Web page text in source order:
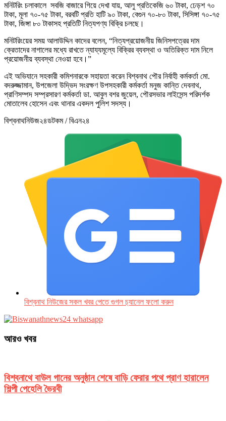
মনিটরিং চলাকালে সবজি বাজারে গিয়ে দেখা যায়, আলু প্রতিকেজি ৬০ টাকা, ঢেড়শ ৭০
টাকা, মূলা ৭০-৭৫ টাকা, বরবটি প্রতি হাটি ৯০ টাকা, বেগুন ৭০-৮০ টাকা, সিসিঙ্গা ৭০-৭৫
টাকা, জিঙ্গা ৮০ টাকাসহ প্রতিটি নিত্যপণ্য বিক্রি চলছে।
মনিটরিংয়ের সময় আলাউদ্দিন কাদের বলেন, “নিত্যপ্রয়োজনীয় জিনিসপত্রের দাম
ক্রেতাদের নাগালের মধ্যে রাখতে ন্যায্যমূল্যে বিক্রির ব্যবস্থা ও অতিরিক্ত দাম নিলে
প্রয়োজনীয় ব্যবস্থা নেওয়া হবে।”
এই অভিযানে সহকারী কমিশনারকে সহায়তা করেন বিশ্বনাথ পৌর নির্বাহী কর্মকর্তা মো.
বদরুজ্জামান, উপজেলা উদ্ভিদ সংরক্ষণ উপসহকারী কর্মকর্তা মনুজ কান্তি দেবনাথ,
প্রাণিসম্পদ সম্প্রসারণ কর্মকর্তা ডা. আবুল বশর জুয়েল, পৌরসভার লাইসেন্স পরিদর্শক
মোতালেব হোসেন এবং থানার একদল পুলিশ সদস্য।
বিশ্বনাথনিউজ২৪ডটকম / বিএন২৪
বিশ্বনাথ নিউজের সকল খবর পেতে গুগল চ‌্যানেল ফলো করুন
আরও খবর
বিশ্বনাথে বাউল গানের অনুষ্ঠান শেষে বাড়ি ফেরার পথে প্রাণ হারালেন
শিল্পী পেহেলি ভৈরবী